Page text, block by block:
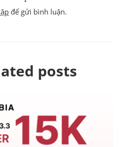
để gửi bình luận.
posts